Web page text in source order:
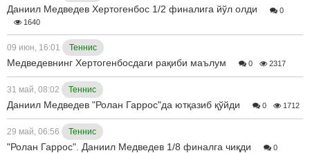
Даниил Медведев Хертогенбос 1/2 финалига йўл олди
0
1640
09 июн, 16:01 Теннис
Медведевнинг Хертогенбосдаги рақиби маълум 0 2317
31 май, 08:02 Теннис
Даниил Медведев "Ролан Гаррос"да ютқазиб қўйди 0 1712
29 май, 06:56 Теннис
"Ролан Гаррос". Даниил Медведев 1/8 финалга чиқди
0